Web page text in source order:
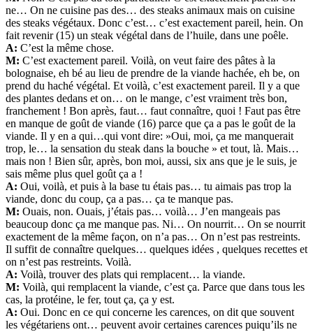
ne… On ne cuisine pas des… des steaks animaux mais on cuisine
des steaks végétaux. Donc c’est… c’est exactement pareil, hein. On
fait revenir (15) un steak végétal dans de l’huile, dans une poêle.
A: C’est la même chose.
M: C’est exactement pareil. Voilà, on veut faire des pâtes à la
bolognaise, eh bé au lieu de prendre de la viande hachée, eh be, on
prend du haché végétal. Et voilà, c’est exactement pareil. Il y a que
des plantes dedans et on… on le mange, c’est vraiment très bon,
franchement ! Bon après, faut… faut connaître, quoi ! Faut pas être
en manque de goût de viande (16) parce que ça a pas le goût de la
viande. Il y en a qui…qui vont dire: »Oui, moi, ça me manquerait
trop, le… la sensation du steak dans la bouche » et tout, là. Mais…
mais non ! Bien sûr, après, bon moi, aussi, six ans que je le suis, je
sais même plus quel goût ça a !
A: Oui, voilà, et puis à la base tu étais pas… tu aimais pas trop la
viande, donc du coup, ça a pas… ça te manque pas.
M: Ouais, non. Ouais, j’étais pas… voilà… J’en mangeais pas
beaucoup donc ça me manque pas. Ni… On nourrit… On se nourrit
exactement de la même façon, on n’a pas… On n’est pas restreints.
Il suffit de connaître quelques… quelques idées , quelques recettes et
on n’est pas restreints. Voilà.
A: Voilà, trouver des plats qui remplacent… la viande.
M: Voilà, qui remplacent la viande, c’est ça. Parce que dans tous les
cas, la protéine, le fer, tout ça, ça y est.
A: Oui. Donc en ce qui concerne les carences, on dit que souvent
les végétariens ont… peuvent avoir certaines carences puiqu’ils ne